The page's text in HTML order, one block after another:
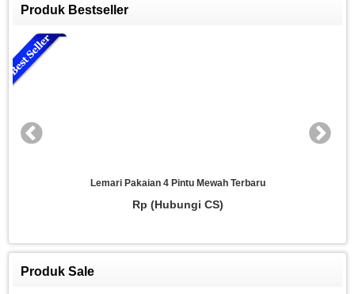
Produk Bestseller
Lemari 3 Pintu Model Lengkung Mewah Modern
Rp (Hubungi CS)
Produk Sale